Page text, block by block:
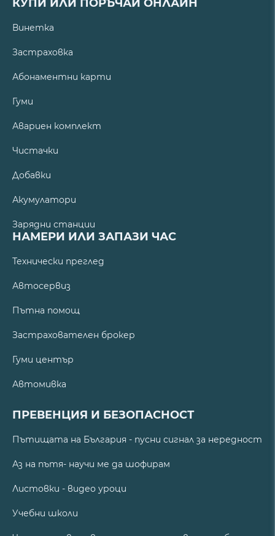
КУПИ ИЛИ ПОРЪЧАЙ ОНЛАЙН
Винетка
Застраховка
Абонаментни карти
Гуми
Авариен комплект
Чистачки
Добавки
Акумулатори
Зарядни станции
НАМЕРИ ИЛИ ЗАПАЗИ ЧАС
Технически преглед
Автосервиз
Пътна помощ
Застрахователен брокер
Гуми център
Автомивка
ПРЕВЕНЦИЯ И БЕЗОПАСНОСТ
Пътищата на България - пусни сигнал за нередност
Аз на пътя- научи ме да шофирам
Листовки - видео уроци
Учебни школи